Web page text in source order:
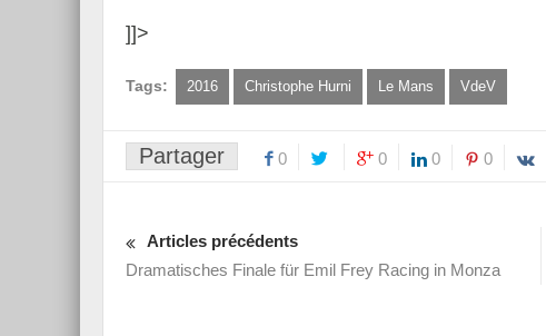
]]>
Tags: 2016 Christophe Hurni Le Mans VdeV
Partager 0 0 0 0
Articles précédents
Dramatisches Finale für Emil Frey Racing in Monza